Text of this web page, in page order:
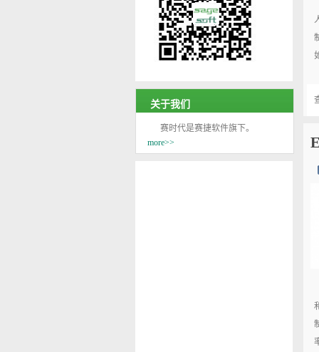
关于我们
赛时代是赛捷软件旗下。
more>>